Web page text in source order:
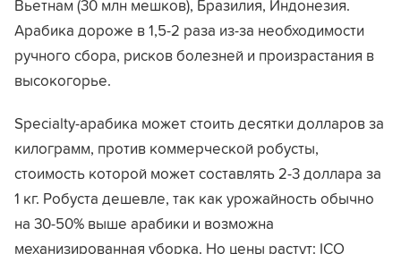
Вьетнам (30 млн мешков), Бразилия, Индонезия.
Арабика дороже в 1,5-2 раза из-за необходимости
ручного сбора, рисков болезней и произрастания в
высокогорье.
Specialty-арабика может стоить десятки долларов за
килограмм, против коммерческой робусты,
стоимость которой может составлять 2-3 доллара за
1 кг. Робуста дешевле, так как урожайность обычно
на 30-50% выше арабики и возможна
механизированная уборка. Но цены растут: ICO